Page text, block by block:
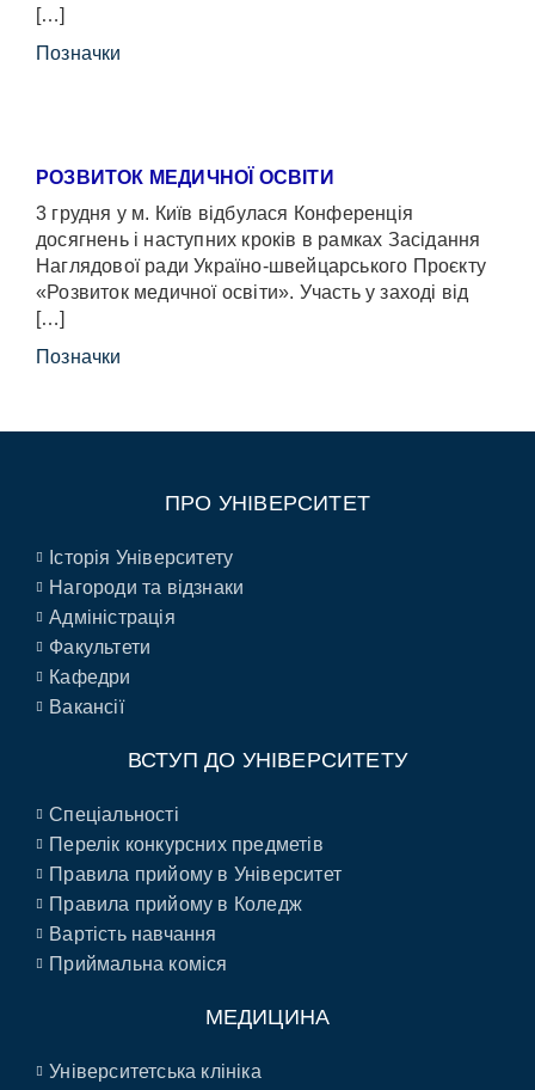
[…]
Позначки
РОЗВИТОК МЕДИЧНОЇ ОСВІТИ
3 грудня у м. Київ відбулася Конференція
досягнень і наступних кроків в рамках Засідання
Наглядової ради Україно-швейцарського Проєкту
«Розвиток медичної освіти». Участь у заході від
[…]
Позначки
ПРО УНІВЕРСИТЕТ
Історія Університету
Нагороди та відзнаки
Адміністрація
Факультети
Кафедри
Вакансії
ВСТУП ДО УНІВЕРСИТЕТУ
Спеціальності
Перелік конкурсних предметів
Правила прийому в Університет
Правила прийому в Коледж
Вартість навчання
Приймальна коміся
МЕДИЦИНА
Університетська клініка